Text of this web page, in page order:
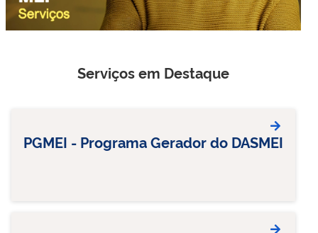
Serviços em Destaque
PGMEI - Programa Gerador do DASMEI